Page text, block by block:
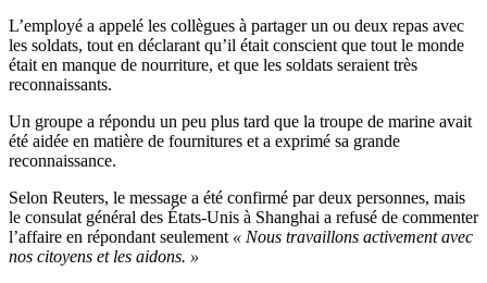
L’employé a appelé les collègues à partager un ou deux repas avec
les soldats, tout en déclarant qu’il était conscient que tout le monde
était en manque de nourriture, et que les soldats seraient très
reconnaissants.
Un groupe a répondu un peu plus tard que la troupe de marine avait
été aidée en matière de fournitures et a exprimé sa grande
reconnaissance.
Selon Reuters, le message a été confirmé par deux personnes, mais
le consulat général des États-Unis à Shanghai a refusé de commenter
l’affaire en répondant seulement « Nous travaillons activement avec
nos citoyens et les aidons. »